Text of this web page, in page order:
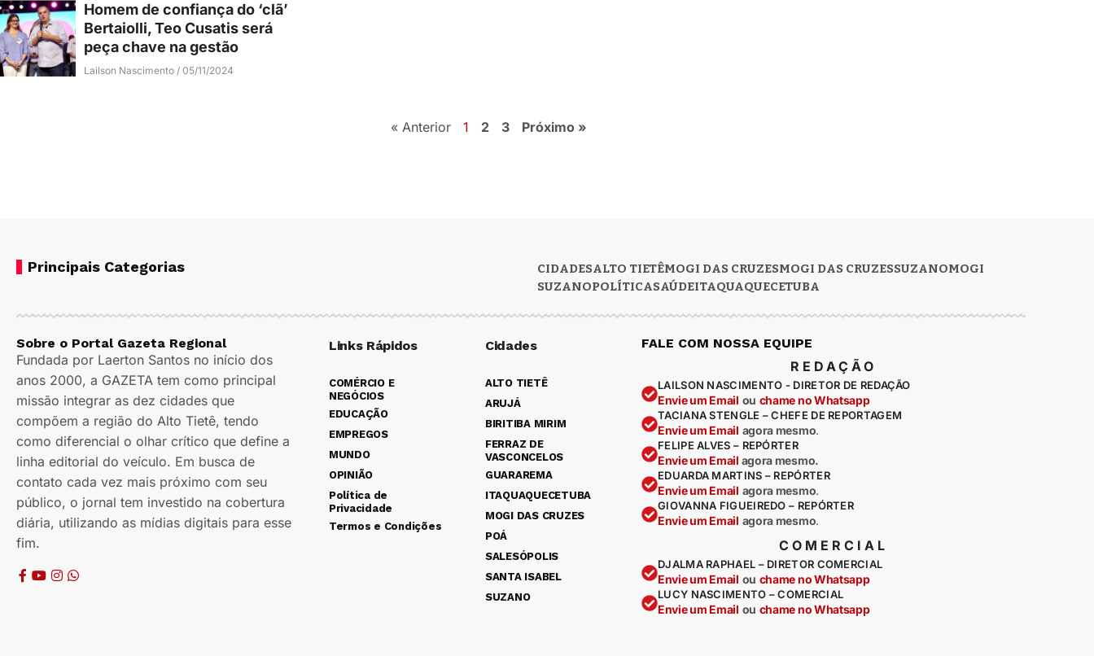
Homem de confiança do ‘clã’
Bertaiolli, Teo Cusatis será
peça chave na gestão
Lailson Nascimento 05/11/2024
« Anterior 1 2 3 Próximo »
Principais Categorias CIDADESALTO TIETÊMOGI DAS CRUZESMOGI DAS CRUZESSUZANOMOGI
SUZANOPOLÍTICASAÚDEITAQUAQUECETUBA
Sobre o Portal Gazeta Regional
Fundada por Laerton Santos no início dos
anos 2000, a GAZETA tem como principal
missão integrar as dez cidades que
compõem a região do Alto Tietê, tendo
como diferencial o olhar crítico que define a
linha editorial do veículo. Em busca de
contato cada vez mais próximo com seu
público, o jornal tem investido na cobertura
diária, utilizando as mídias digitais para esse
fim.
Links Rápidos
COMÉRCIO E
NEGÓCIOS
EDUCAÇÃO
EMPREGOS
MUNDO
OPINIÃO
Política de
Privacidade
Termos e Condições
Cidades
ALTO TIETÊ
ARUJÁ
BIRITIBA MIRIM
FERRAZ DE
VASCONCELOS
GUARAREMA
ITAQUAQUECETUBA
MOGI DAS CRUZES
POÁ
SALESÓPOLIS
SANTA ISABEL
SUZANO
FALE COM NOSSA EQUIPE
REDAÇÃO
LAILSON NASCIMENTO - DIRETOR DE REDAÇÃO
Envie um Email ou chame no Whatsapp
TACIANA STENGLE – CHEFE DE REPORTAGEM
Envie um Email agora mesmo.
FELIPE ALVES – REPÓRTER
Envie um Email agora mesmo.
EDUARDA MARTINS – REPÓRTER
Envie um Email agora mesmo.
GIOVANNA FIGUEIREDO – REPÓRTER
Envie um Email agora mesmo.
COMERCIAL
DJALMA RAPHAEL – DIRETOR COMERCIAL
Envie um Email ou chame no Whatsapp
LUCY NASCIMENTO – COMERCIAL
Envie um Email ou chame no Whatsapp